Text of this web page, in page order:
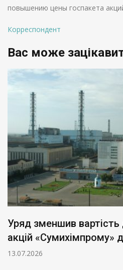
повышению цены госпакета
Корреспондент
Вас може
Уряд зменшив
акцій «Сумихімпрому»
13.07.2026